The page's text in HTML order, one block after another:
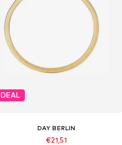
DEAL
DAY BERLIN
€21,51